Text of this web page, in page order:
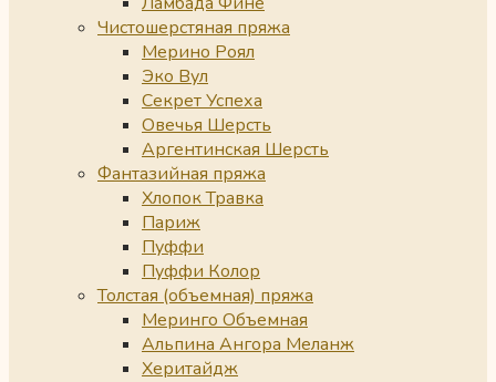
Чистошерстяная пряжа
Мерино Роял
Эко Вул
Секрет Успеха
Овечья Шерсть
Аргентинская Шерсть
Фантазийная пряжа
Хлопок Травка
Париж
Пуффи
Пуффи Колор
Толстая (объемная) пряжа
Меринго Объемная
Альпина Ангора Меланж
Херитайдж